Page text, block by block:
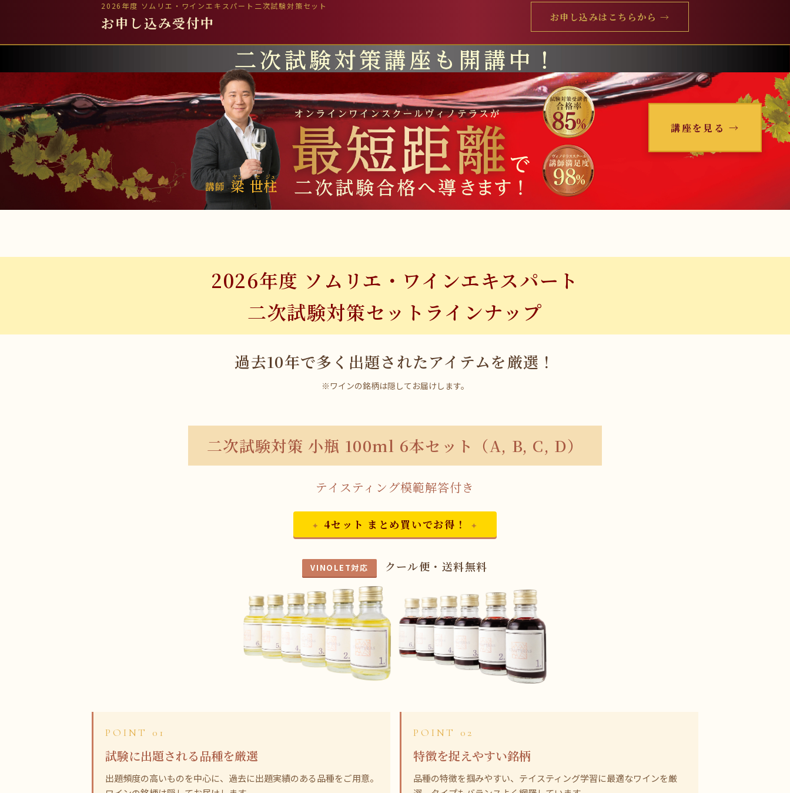
2026年度 ソムリエ・ワインエキスパート二次試験対策セット
お申し込み受付中 お申し込みはこちらから →
講座を見る →
2026年度 ソムリエ・ワインエキスパート
二次試験対策セットラインナップ
過去10年で多く出題されたアイテムを厳選！
※ワインの銘柄は隠してお届けします。
二次試験対策 小瓶 100ml 6本セット （A, B, C, D）
テイスティング模範解答付き
4セット まとめ買いでお得！
VINOLET対応 クール便・送料無料
POINT 01
試験に出題される品種を厳選
出題頻度の高いものを中心に、過去に出題実績のある品種をご用意。
POINT 02
特徴を捉えやすい銘柄
品種の特徴を掴みやすい、テイスティング学習に最適なワインを厳